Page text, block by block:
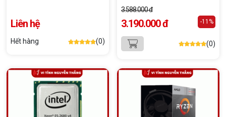
Liên hệ
Hết hàng (0)
3.588.000 đ
3.190.000 đ -11%
(0)